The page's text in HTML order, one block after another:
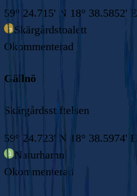
59° 24.715' N 18° 38.5852' E
Skärgårdstoalett
Okommenterad
Gällnö
Skärgårdsstiftelsen
59° 24.723' N 18° 38.5974' E
Naturhamn
Okommenterad